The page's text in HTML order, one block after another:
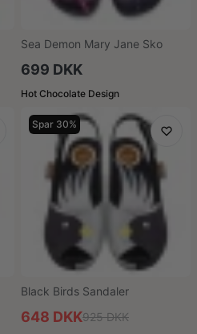
Sea Demon Mary Jane Sko
699 DKK
Hot Chocolate Design
Spar 30%
Black Birds Sandaler
648 DKK925 DKK